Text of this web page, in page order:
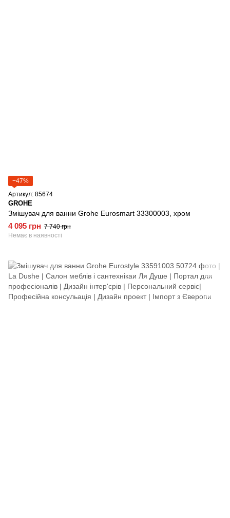
−47%
Артикул: 85674
GROHE
Змішувач для ванни Grohe Eurosmart 33300003, хром
4 095 грн 7 740 грн
Немає в наявності